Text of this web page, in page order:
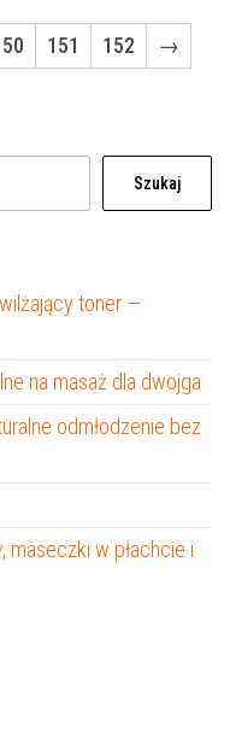
151 152 →
Szukaj
toner —
na masaż dla dwojga
odmłodzenie bez
maseczki w płachcie i